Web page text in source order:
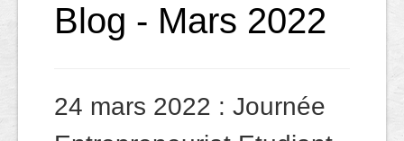
Blog - Mars 2022
24 mars 2022 : Journée